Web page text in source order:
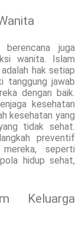
berencana juga
wanita. Islam
hak setiap
tanggung jawab
dengan baik.
kesehatan
kesehatan yang
tidak sehat.
preventif
seperti
hidup sehat,
Keluarga